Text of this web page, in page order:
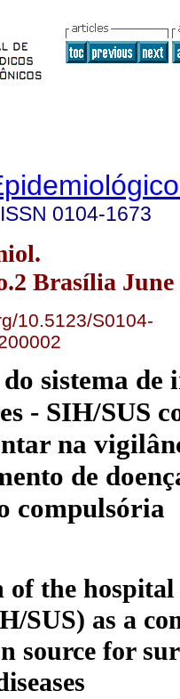
ISSN 0104-1673
Brasília June
10.5123/S0104-
sistema de
- SIH/SUS
na
de
compulsória
of the
SUS) as a
source for